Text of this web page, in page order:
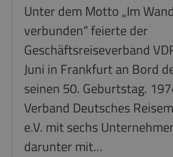
Unter dem Motto „Im
verbunden“ feierte der
Geschäftsreiseverband
Juni in Frankfurt an Bord
seinen 50. Geburtstag.
Verband Deutsches
e.V. mit sechs
darunter mit…